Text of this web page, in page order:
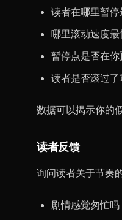
读者在哪里暂停
哪里滚动速度最
暂停点是否在你
读者是否滚过了
数据可以揭示你的
读者反馈
询问读者关于节奏
剧情感觉匆忙吗